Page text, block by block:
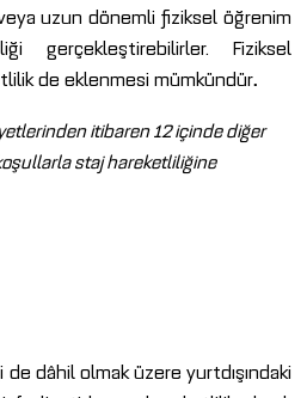
uzun dönemli fiziksel öğrenim
gerçekleştirebilirler. Fiziksel
de eklenmesi mümkündür.
itibaren 12 içinde diğer
staj hareketliliğine
olmak üzere yurtdışındaki